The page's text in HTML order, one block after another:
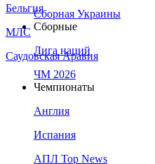
Бельгия
МЛС
Саудовская Аравия
Сборная Украины
Сборные
Лига наций
ЧМ 2026
Чемпионаты
Англия
Испания
АПЛ Top News